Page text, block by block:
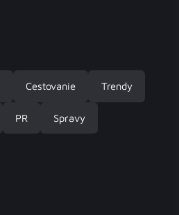
Cestovanie Trendy
PR Spravy